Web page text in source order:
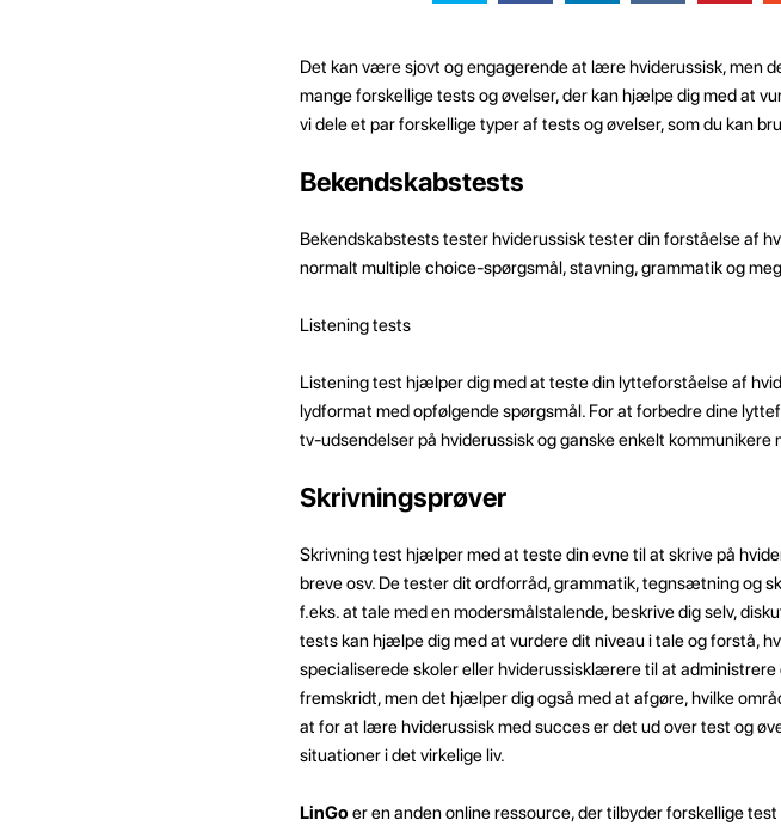
Det kan være sjovt og engagerende at lære hviderussisk, men
mange forskellige tests og øvelser, der kan hjælpe dig med at
vi dele et par forskellige typer af tests og øvelser, som du kan
Bekendskabstests
Bekendskabstests tester hviderussisk tester din forståelse af
normalt multiple choice-spørgsmål, stavning, grammatik og
Listening tests
Listening test hjælper dig med at teste din lytteforståelse af
lydformat med opfølgende spørgsmål. For at forbedre dine
tv-udsendelser på hviderussisk og ganske enkelt kommunikere
Skrivningsprøver
Skrivning test hjælper med at teste din evne til at skrive på
breve osv. De tester dit ordforråd, grammatik, tegnsætning og
f.eks. at tale med en modersmålstalende, beskrive dig selv,
tests kan hjælpe dig med at vurdere dit niveau i tale og forstå,
specialiserede skoler eller hviderussisklærere til at
fremskridt, men det hjælper dig også med at afgøre, hvilke
at for at lære hviderussisk med succes er det ud over test og
situationer i det virkelige liv.
LinGoer en anden online ressource, der tilbyder forskellige